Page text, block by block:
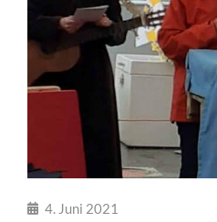
4. Juni 2021